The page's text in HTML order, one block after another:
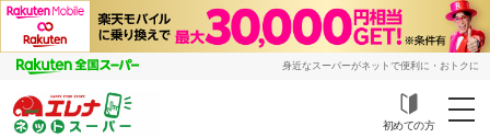
身近なスーパーがネットで便利に・おトクに
初めての方